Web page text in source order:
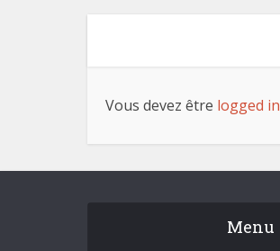
Vous devez être logged in
Menu